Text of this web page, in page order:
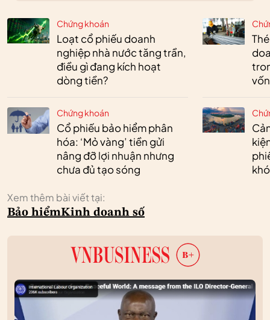
Chứng khoán
Loạt cổ phiếu doanh
nghiệp nhà nước tăng trần,
điều gì đang kích hoạt
dòng tiền?
Chứng khoán
Cổ phiếu bảo hiểm phân
hóa: ‘Mỏ vàng’ tiền gửi
nâng đỡ lợi nhuận nhưng
chưa đủ tạo sóng
vốn
Xem thêm bài viết tại:
Bảo hiểmKinh doanh số